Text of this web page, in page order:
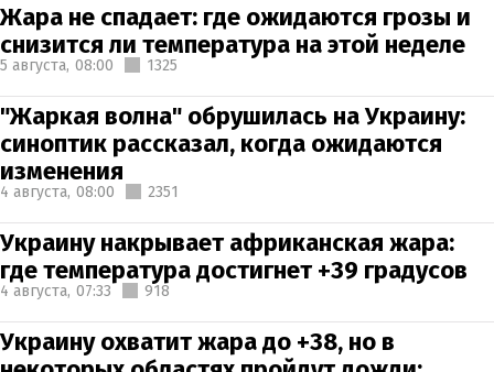
Жара не спадает: где ожидаются грозы и
снизится ли температура на этой неделе
5 августа, 08:00 1325
"Жаркая волна" обрушилась на Украину:
синоптик рассказал, когда ожидаются
изменения
4 августа, 08:00 2351
Украину накрывает африканская жара:
где температура достигнет +39 градусов
4 августа, 07:33 918
Украину охватит жара до +38, но в